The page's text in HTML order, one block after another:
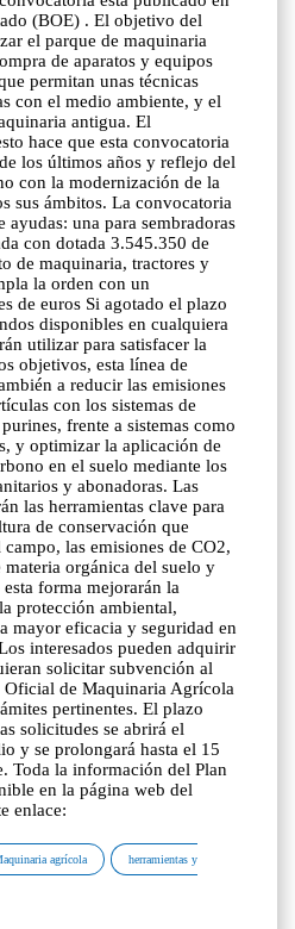
(BOE) . El objetivo del
el parque de maquinaria
de aparatos y equipos
permitan unas técnicas
con el medio ambiente, y el
antigua. El
hace que esta convocatoria
los últimos años y reflejo del
con la modernización de la
sus ámbitos. La convocatoria
ayudas: una para sembradoras
con dotada 3.545.350 de
de maquinaria, tractores y
la orden con un
de euros Si agotado el plazo
disponibles en cualquiera
utilizar para satisfacer la
objetivos, esta línea de
a reducir las emisiones
con los sistemas de
frente a sistemas como
y optimizar la aplicación de
en el suelo mediante los
y abonadoras. Las
las herramientas clave para
de conservación que
las emisiones de CO2,
orgánica del suelo y
forma mejorarán la
protección ambiental,
mayor eficacia y seguridad en
interesados pueden adquirir
solicitar subvención al
de Maquinaria Agrícola
pertinentes. El plazo
solicitudes se abrirá el
y se prolongará hasta el 15
Toda la información del Plan
en la página web del
enlace:
agrícola herramientas y